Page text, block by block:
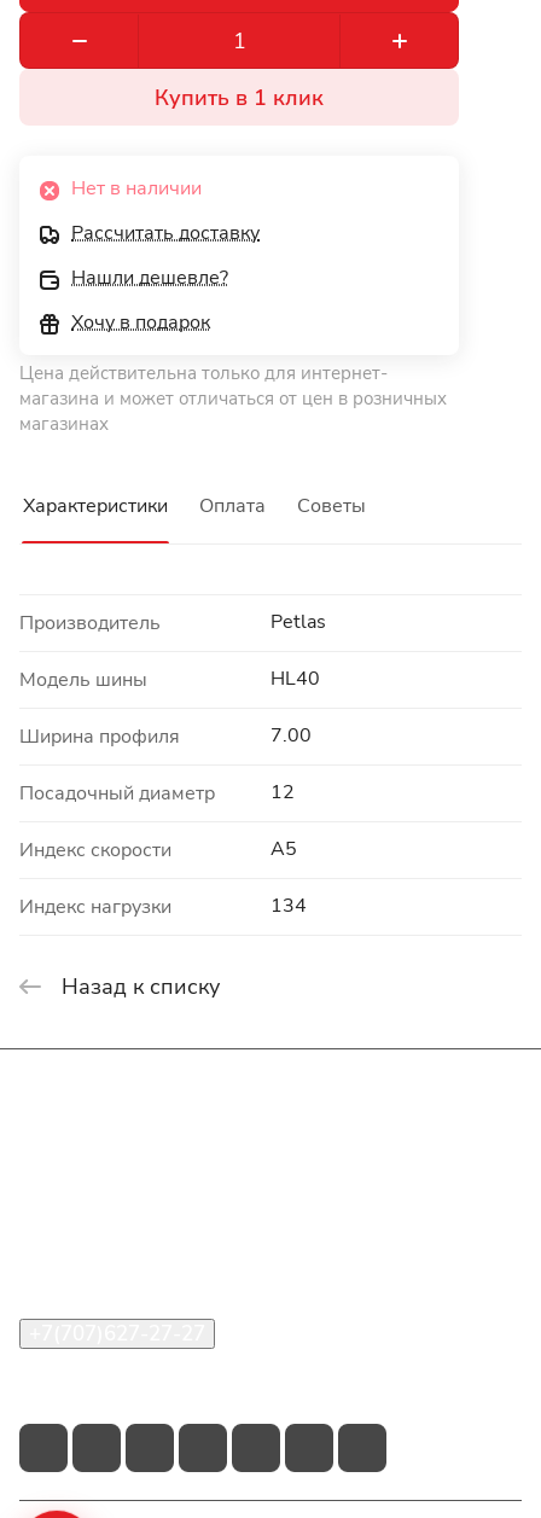
Купить в 1 клик
Нет в наличии
Рассчитать доставку
Нашли дешевле?
Хочу в подарок
Цена действительна только для интернет-
магазина и может отличаться от цен в розничных
магазинах
Характеристики Оплата Советы
Производитель Petlas
Модель шины HL40
Ширина профиля 7.00
Посадочный диаметр 12
Индекс скорости A5
Индекс нагрузки 134
Назад к списку